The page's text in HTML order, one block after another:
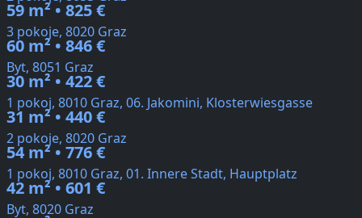
59 m² • 825 €
3 pokoje, 8020 Graz
60 m² • 846 €
Byt, 8051 Graz
30 m² • 422 €
1 pokoj, 8010 Graz, 06. Jakomini, Klosterwiesgasse
31 m² • 440 €
2 pokoje, 8020 Graz
54 m² • 776 €
1 pokoj, 8010 Graz, 01. Innere Stadt, Hauptplatz
42 m² • 601 €
Byt, 8020 Graz